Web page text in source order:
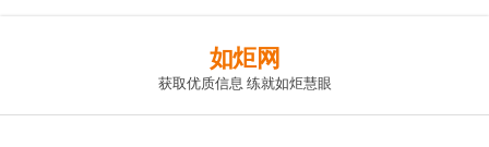
content
如炬网
获取优质信息 练就如炬慧眼